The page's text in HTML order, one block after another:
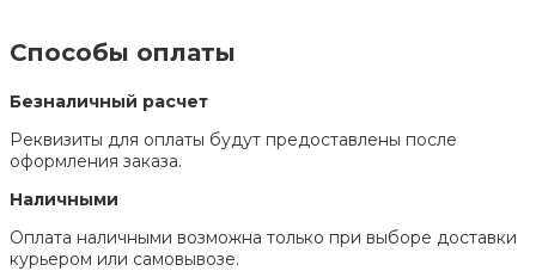
Способы оплаты
Безналичный расчет
Реквизиты для оплаты будут предоставлены после
оформления заказа.
Наличными
Оплата наличными возможна только при выборе доставки
курьером или самовывозе.